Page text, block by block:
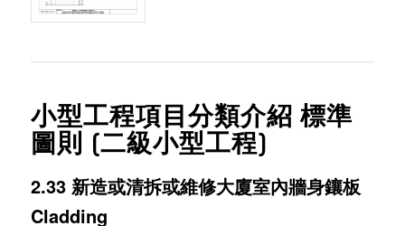
小型工程項目分類介紹 標準
圖則 (二級小型工程)
2.33 新造或清拆或維修大廈室內牆身鑲板
Cladding